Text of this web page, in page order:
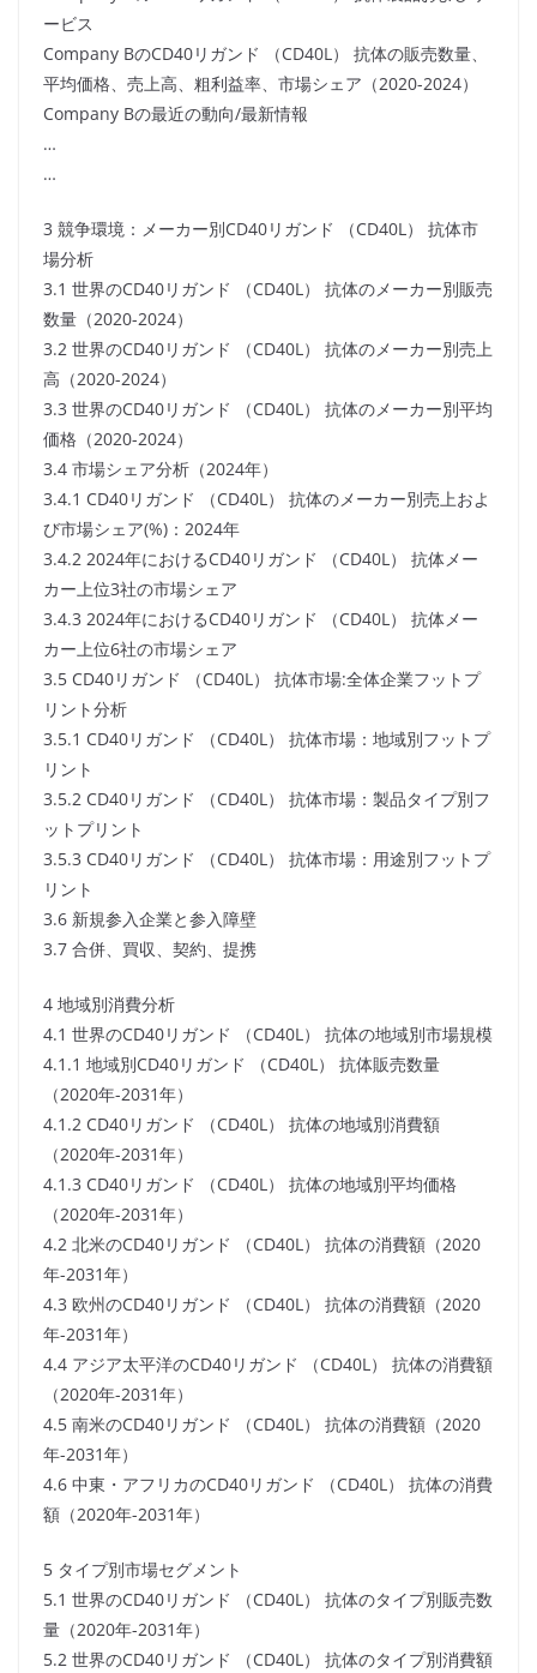
ービス
Company BのCD40リガンド （CD40L） 抗体の販売数量、
平均価格、売上高、粗利益率、市場シェア（2020-2024）
Company Bの最近の動向/最新情報
…
…
3 競争環境：メーカー別CD40リガンド （CD40L） 抗体市
場分析
3.1 世界のCD40リガンド （CD40L） 抗体のメーカー別販売
数量（2020-2024）
3.2 世界のCD40リガンド （CD40L） 抗体のメーカー別売上
高（2020-2024）
3.3 世界のCD40リガンド （CD40L） 抗体のメーカー別平均
価格（2020-2024）
3.4 市場シェア分析（2024年）
3.4.1 CD40リガンド （CD40L） 抗体のメーカー別売上およ
び市場シェア(%)：2024年
3.4.2 2024年におけるCD40リガンド （CD40L） 抗体メー
カー上位3社の市場シェア
3.4.3 2024年におけるCD40リガンド （CD40L） 抗体メー
カー上位6社の市場シェア
3.5 CD40リガンド （CD40L） 抗体市場:全体企業フットプ
リント分析
3.5.1 CD40リガンド （CD40L） 抗体市場：地域別フットプ
リント
3.5.2 CD40リガンド （CD40L） 抗体市場：製品タイプ別フ
ットプリント
3.5.3 CD40リガンド （CD40L） 抗体市場：用途別フットプ
リント
3.6 新規参入企業と参入障壁
3.7 合併、買収、契約、提携
4 地域別消費分析
4.1 世界のCD40リガンド （CD40L） 抗体の地域別市場規模
4.1.1 地域別CD40リガンド （CD40L） 抗体販売数量
（2020年-2031年）
4.1.2 CD40リガンド （CD40L） 抗体の地域別消費額
（2020年-2031年）
4.1.3 CD40リガンド （CD40L） 抗体の地域別平均価格
（2020年-2031年）
4.2 北米のCD40リガンド （CD40L） 抗体の消費額（2020
年-2031年）
4.3 欧州のCD40リガンド （CD40L） 抗体の消費額（2020
年-2031年）
4.4 アジア太平洋のCD40リガンド （CD40L） 抗体の消費額
（2020年-2031年）
4.5 南米のCD40リガンド （CD40L） 抗体の消費額（2020
年-2031年）
4.6 中東・アフリカのCD40リガンド （CD40L） 抗体の消費
額（2020年-2031年）
5 タイプ別市場セグメント
5.1 世界のCD40リガンド （CD40L） 抗体のタイプ別販売数
量（2020年-2031年）
5.2 世界のCD40リガンド （CD40L） 抗体のタイプ別消費額